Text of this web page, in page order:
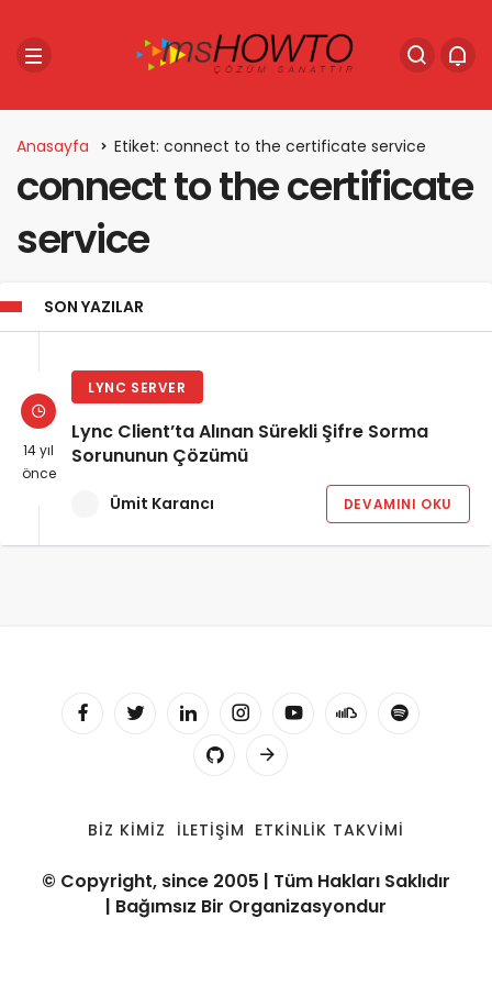
Anasayfa Etiket: connect to the certificate service
connect to the certificate
service
SON YAZILAR
14 yıl
önce
LYNC SERVER
Lync Client’ta Alınan Sürekli Şifre Sorma
Sorununun Çözümü
Ümit Karancı DEVAMINI OKU
BIZ KIMIZ İLETIŞIM ETKINLIK TAKVIMI
© Copyright, since 2005 | Tüm Hakları Saklıdır
| Bağımsız Bir Organizasyondur